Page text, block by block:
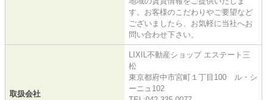
す。お客様のこだわりやご要望など
ございましたら、お気軽に当社へお
問い合わせ下さい。
取扱会社
LIXIL不動産ショップ エステート三
松
東京都府中市宮町１丁目100 ル・シ
ーニュ102